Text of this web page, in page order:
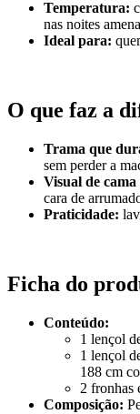
Temperatura:
nas noites
Ideal para:
O que faz a
Trama que
sem perder a
Visual de cama
cara de
Praticidade:
Ficha do
Conteúdo:
1 lençol
1 lençol
188 cm
2 fronhas
Composição: